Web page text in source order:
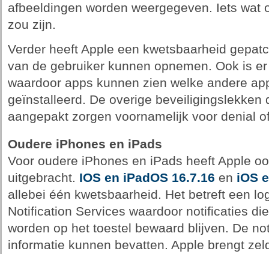
afbeeldingen worden weergegeven. Iets wat
zou zijn.
Verder heeft Apple een kwetsbaarheid
van de gebruiker kunnen opnemen. Ook is
waardoor apps kunnen zien welke andere
geïnstalleerd. De overige beveiligingslekken
aangepakt zorgen voornamelijk voor denial
Oudere iPhones en iPads
Voor oudere iPhones en iPads heeft Apple
uitgebracht. IOS en iPadOS 16.7.16 en iOS
allebei één kwetsbaarheid. Het betreft een
Notification Services waardoor notificaties
worden op het toestel bewaard blijven. De
informatie kunnen bevatten. Apple brengt